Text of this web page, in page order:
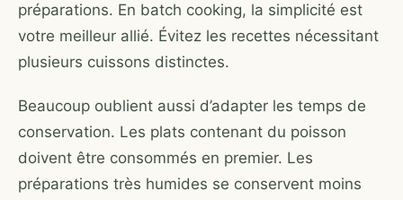
préparations. En batch cooking, la simplicité est
votre meilleur allié. Évitez les recettes nécessitant
plusieurs cuissons distinctes.
Beaucoup oublient aussi d’adapter les temps de
conservation. Les plats contenant du poisson
doivent être consommés en premier. Les
préparations très humides se conservent moins